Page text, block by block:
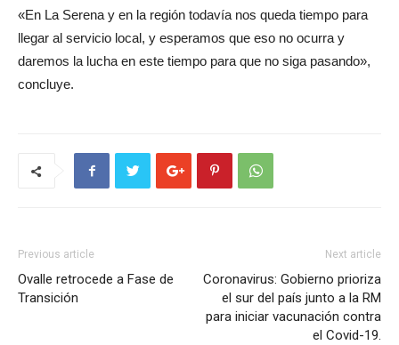
«En La Serena y en la región todavía nos queda tiempo para
llegar al servicio local, y esperamos que eso no ocurra y
daremos la lucha en este tiempo para que no siga pasando»,
concluye.
Previous article
Ovalle retrocede a Fase de
Transición
Next article
Coronavirus: Gobierno prioriza
el sur del país junto a la RM
para iniciar vacunación contra
el Covid-19.